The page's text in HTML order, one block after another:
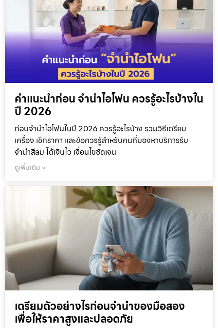
คำแนะนำก่อน จำนำไอโฟน ควรรู้อะไรบ้างใน
ปี 2026
ก่อนจำนำไอโฟนในปี 2026 ควรรู้อะไรบ้าง รวมวิธีเตรียม
เครื่อง เช็กราคา และข้อควรรู้สำหรับคนที่มองหาบริการรับ
จำนำสีลม ได้เงินไว เงื่อนไขชัดเจน
ดูเพิ่มเติม »
เตรียมตัวอย่างไรก่อนจำนำของมือสอง
เพื่อให้ราคาสูงและปลอดภัย